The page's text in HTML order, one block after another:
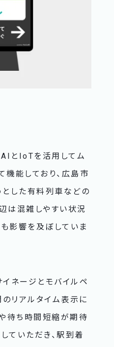
AIとIoTを活用してム
機能しており、広島市
した有料列車などの
は混雑しやすい状況
影響を及ぼしていま
ネージとモバイルペ
リアルタイム表示に
待ち時間短縮が期待
ていただき、駅到着